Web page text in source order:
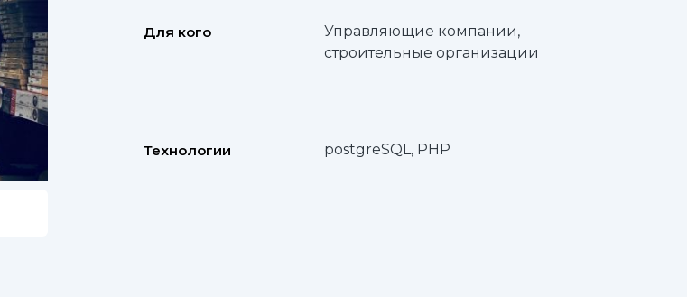
Для кого
Управляющие компании,
строительные организации
Технологии postgreSQL, PHP